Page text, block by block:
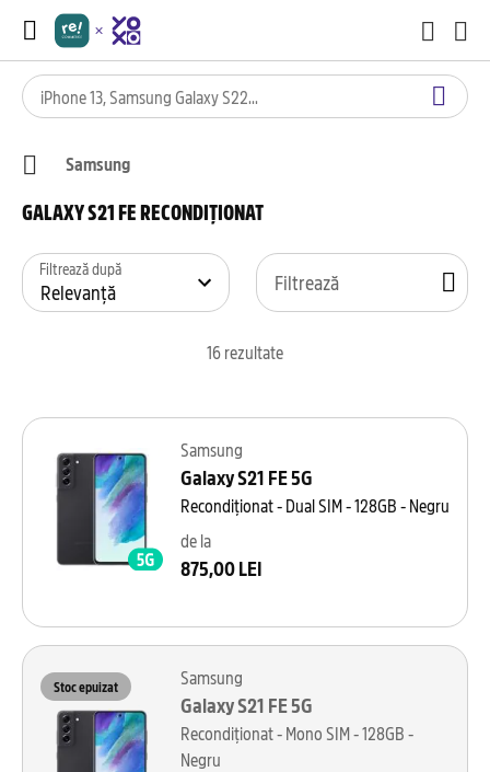
Samsung
GALAXY S21 FE RECONDIȚIONAT
16rezultate
Filtrează după Filtrează
Samsung
Galaxy S21 FE 5G
Recondiționat - Dual SIM - 128GB - Negru
de la
875,00 LEI
Stoc epuizat Samsung
Galaxy S21 FE 5G
Recondiționat - Mono SIM - 128GB -
Negru